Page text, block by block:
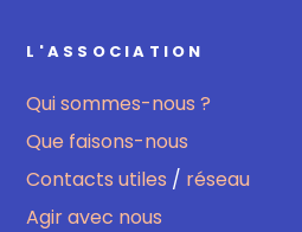
L'ASSOCIATION
Qui sommes-nous ?
Que faisons-nous
Contacts utiles / réseau
Agir avec nous